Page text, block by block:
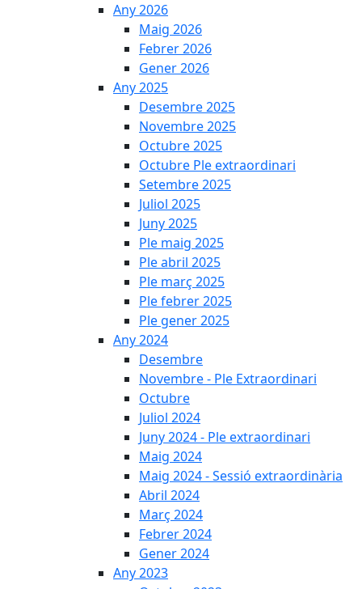
Any 2026
Maig 2026
Febrer 2026
Gener 2026
Any 2025
Desembre 2025
Novembre 2025
Octubre 2025
Octubre Ple extraordinari
Setembre 2025
Juliol 2025
Juny 2025
Ple maig 2025
Ple abril 2025
Ple març 2025
Ple febrer 2025
Ple gener 2025
Any 2024
Desembre
Novembre - Ple Extraordinari
Octubre
Juliol 2024
Juny 2024 - Ple extraordinari
Maig 2024
Maig 2024 - Sessió extraordinària
Abril 2024
Març 2024
Febrer 2024
Gener 2024
Any 2023